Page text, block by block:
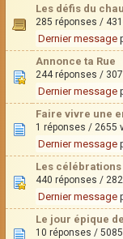
Les défis du
285 réponses /
Dernier message
Annonce ta Rue
244 réponses /
Dernier message
Faire vivre une
1 réponses / 2655
Dernier message
Les
440 réponses /
Dernier message
Le jour épique
10 réponses /